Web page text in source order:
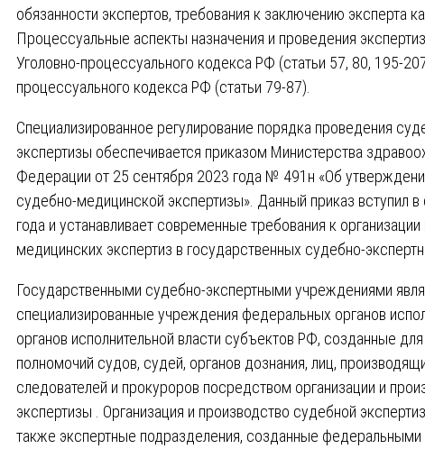
обязанности экспертов, требования к заключению эксперта
Процессуальные аспекты назначения и проведения
Уголовно-процессуального кодекса РФ (статьи 57, 80, 195-
процессуального кодекса РФ (статьи 79-87).
Специализированное регулирование порядка проведения
экспертизы обеспечивается приказом Министерства
Федерации от 25 сентября 2023 года № 491н «Об
судебно-медицинской экспертизы». Данный приказ вступил
года и устанавливает современные требования к
медицинских экспертиз в государственных судебно-
Государственными судебно-экспертными учреждениями
специализированные учреждения федеральных органов
органов исполнительной власти субъектов РФ, созданные
полномочий судов, судей, органов дознания, лиц,
следователей и прокуроров посредством организации и
экспертизы . Организация и производство судебной
также экспертные подразделения, созданные федеральными